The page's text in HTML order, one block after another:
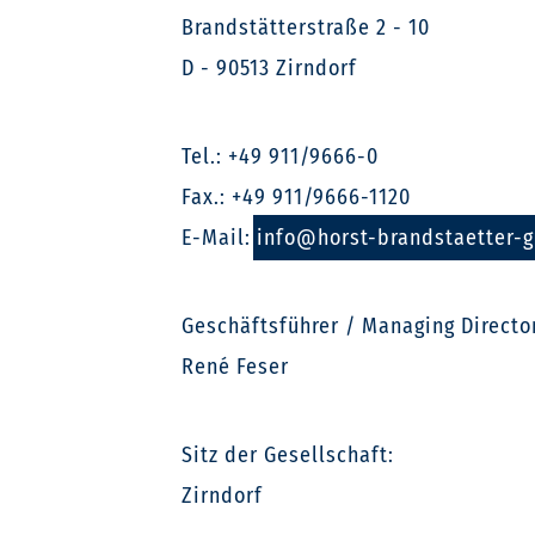
Brandstätterstraße 2 - 10
D - 90513 Zirndorf
Tel.: +49 911/9666-0
Fax.: +49 911/9666-1120
E-Mail: info@horst-brandstaetter-
Geschäftsführer / Managing
René Feser
Sitz der Gesellschaft:
Zirndorf